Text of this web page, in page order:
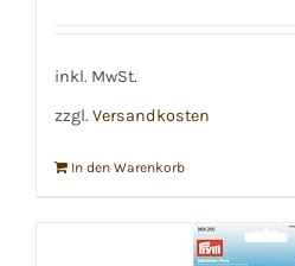
inkl. MwSt.
zzgl. Versandkosten
In den Warenkorb